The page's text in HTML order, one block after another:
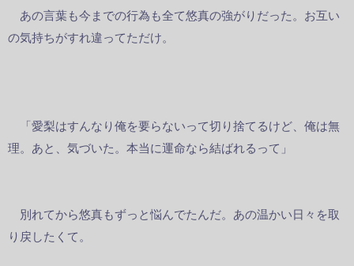
あの言葉も今までの行為も全て悠真の強がりだった。お互い
の気持ちがすれ違ってただけ。
「愛梨はすんなり俺を要らないって切り捨てるけど、俺は無
理。あと、気づいた。本当に運命なら結ばれるって」
別れてから悠真もずっと悩んでたんだ。あの温かい日々を取
り戻したくて。